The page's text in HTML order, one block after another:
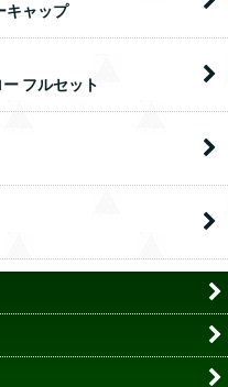
キャップ
フルセット